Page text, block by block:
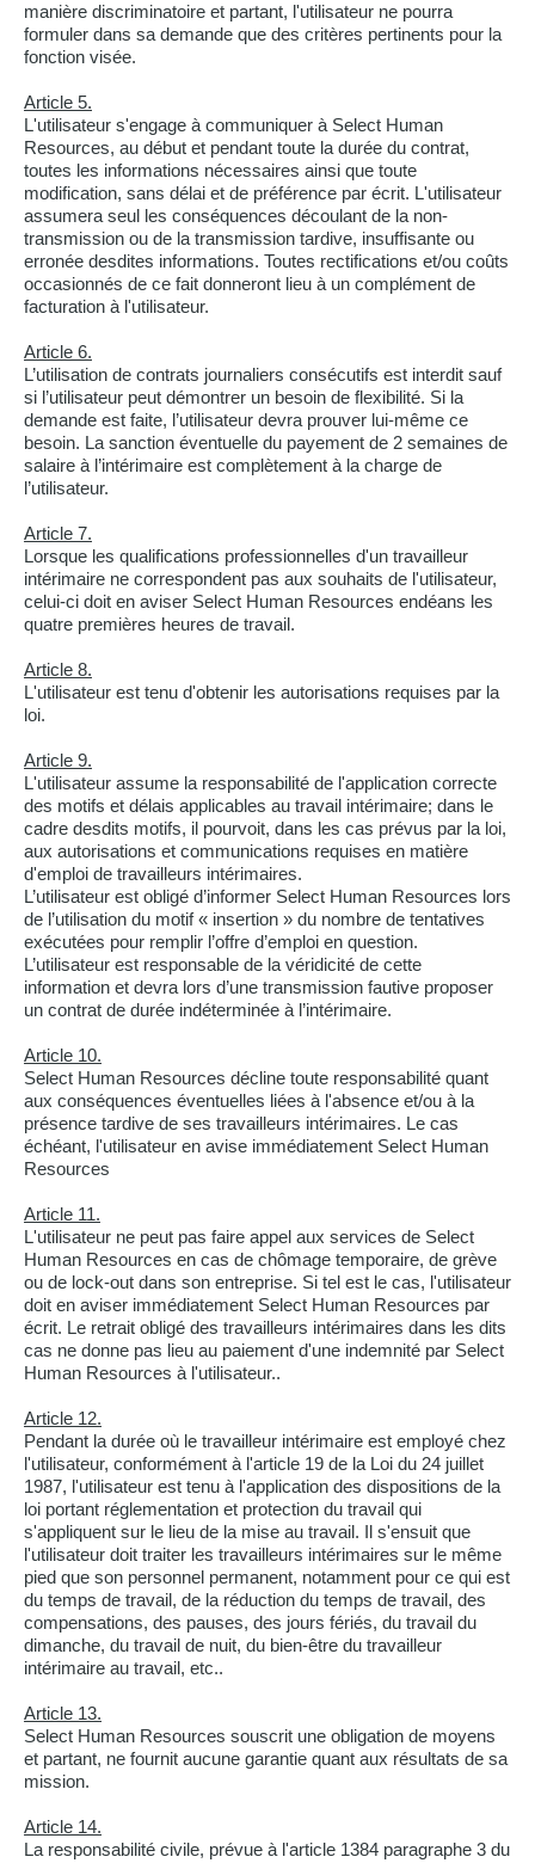
manière discriminatoire et partant, l'utilisateur ne pourra
formuler dans sa demande que des critères pertinents pour la
fonction visée.
Article 5.
L'utilisateur s'engage à communiquer à Select Human
Resources, au début et pendant toute la durée du contrat,
toutes les informations nécessaires ainsi que toute
modification, sans délai et de préférence par écrit. L'utilisateur
assumera seul les conséquences découlant de la non-
transmission ou de la transmission tardive, insuffisante ou
erronée desdites informations. Toutes rectifications et/ou coûts
occasionnés de ce fait donneront lieu à un complément de
facturation à l'utilisateur.
Article 6.
L’utilisation de contrats journaliers consécutifs est interdit sauf
si l’utilisateur peut démontrer un besoin de flexibilité. Si la
demande est faite, l’utilisateur devra prouver lui-même ce
besoin. La sanction éventuelle du payement de 2 semaines de
salaire à l’intérimaire est complètement à la charge de
l’utilisateur.
Article 7.
Lorsque les qualifications professionnelles d'un travailleur
intérimaire ne correspondent pas aux souhaits de l'utilisateur,
celui-ci doit en aviser Select Human Resources endéans les
quatre premières heures de travail.
Article 8.
L'utilisateur est tenu d'obtenir les autorisations requises par la
loi.
Article 9.
L'utilisateur assume la responsabilité de l'application correcte
des motifs et délais applicables au travail intérimaire; dans le
cadre desdits motifs, il pourvoit, dans les cas prévus par la loi,
aux autorisations et communications requises en matière
d'emploi de travailleurs intérimaires.
L’utilisateur est obligé d’informer Select Human Resources lors
de l’utilisation du motif « insertion » du nombre de tentatives
exécutées pour remplir l’offre d’emploi en question.
L’utilisateur est responsable de la véridicité de cette
information et devra lors d’une transmission fautive proposer
un contrat de durée indéterminée à l’intérimaire.
Article 10.
Select Human Resources décline toute responsabilité quant
aux conséquences éventuelles liées à l'absence et/ou à la
présence tardive de ses travailleurs intérimaires. Le cas
échéant, l'utilisateur en avise immédiatement Select Human
Resources
Article 11.
L'utilisateur ne peut pas faire appel aux services de Select
Human Resources en cas de chômage temporaire, de grève
ou de lock-out dans son entreprise. Si tel est le cas, l'utilisateur
doit en aviser immédiatement Select Human Resources par
écrit. Le retrait obligé des travailleurs intérimaires dans les dits
cas ne donne pas lieu au paiement d'une indemnité par Select
Human Resources à l'utilisateur..
Article 12.
Pendant la durée où le travailleur intérimaire est employé chez
l'utilisateur, conformément à l'article 19 de la Loi du 24 juillet
1987, l'utilisateur est tenu à l'application des dispositions de la
loi portant réglementation et protection du travail qui
s'appliquent sur le lieu de la mise au travail. Il s'ensuit que
l'utilisateur doit traiter les travailleurs intérimaires sur le même
pied que son personnel permanent, notamment pour ce qui est
du temps de travail, de la réduction du temps de travail, des
compensations, des pauses, des jours fériés, du travail du
dimanche, du travail de nuit, du bien-être du travailleur
intérimaire au travail, etc..
Article 13.
Select Human Resources souscrit une obligation de moyens
et partant, ne fournit aucune garantie quant aux résultats de sa
mission.
Article 14.
La responsabilité civile, prévue à l'article 1384 paragraphe 3 du